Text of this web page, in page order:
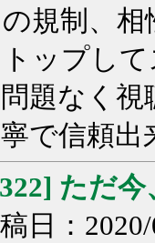
規制、
ップし
題なく
で信頼
ただ
日：